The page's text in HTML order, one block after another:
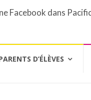
D’ÉLÈVES